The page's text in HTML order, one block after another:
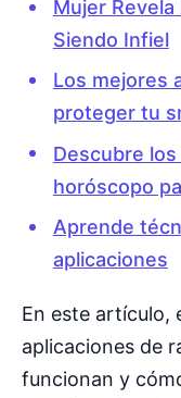
Mujer Revela
Siendo Infiel
Los mejores
proteger tu
Descubre
horóscopo
Aprende
aplicaciones
En este artículo,
aplicaciones de
funcionan y